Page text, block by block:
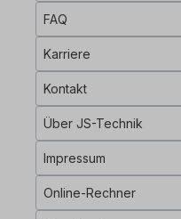
FAQ
Karriere
Kontakt
Über JS-Technik
Impressum
Online-Rechner